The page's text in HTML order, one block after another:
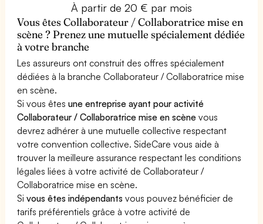
À partir de 20 € par mois
Vous êtes Collaborateur / Collaboratrice mise en
scène ? Prenez une mutuelle spécialement dédiée
à votre branche
Les assureurs ont construit des offres spécialement
dédiées à la branche Collaborateur / Collaboratrice mise
en scène.
Si vous êtesune entreprise ayant pour activité
Collaborateur / Collaboratrice mise en scène vous
devrez adhérer à une mutuelle collective respectant
votre convention collective. SideCare vous aide à
trouver la meilleure assurance respectant les conditions
légales liées à votre activité de Collaborateur /
Collaboratrice mise en scène.
Sivous êtes indépendants vous pouvez bénéficier de
tarifs préférentiels grâce à votre activité de